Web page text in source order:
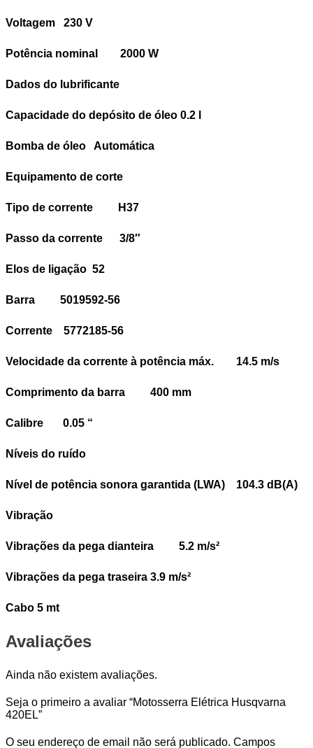
Voltagem 230 V
Potência nominal 2000 W
Dados do lubrificante
Capacidade do depósito de óleo 0.2 l
Bomba de óleo Automática
Equipamento de corte
Tipo de corrente H37
Passo da corrente 3/8″
Elos de ligação 52
Barra 5019592-56
Corrente 5772185-56
Velocidade da corrente à potência máx. 14.5 m/s
Comprimento da barra 400 mm
Calibre 0.05 “
Níveis do ruído
Nível de potência sonora garantida (LWA) 104.3 dB(A)
Vibração
Vibrações da pega dianteira 5.2 m/s²
Vibrações da pega traseira 3.9 m/s²
Cabo 5 mt
Avaliações
Ainda não existem avaliações.
Seja o primeiro a avaliar “Motosserra Elétrica Husqvarna
420EL”
O seu endereço de email não será publicado. Campos